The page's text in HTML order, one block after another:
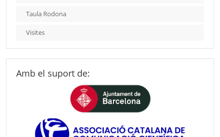
Taula Rodona
Visites
Amb el suport de: